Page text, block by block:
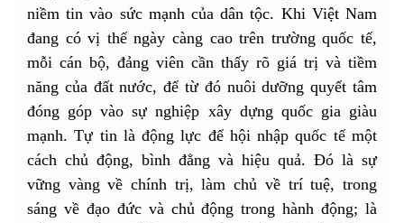
niềm tin vào sức mạnh của dân tộc. Khi Việt Nam
đang có vị thế ngày càng cao trên trường quốc tế,
mỗi cán bộ, đảng viên cần thấy rõ giá trị và tiềm
năng của đất nước, để từ đó nuôi dưỡng quyết tâm
đóng góp vào sự nghiệp xây dựng quốc gia giàu
mạnh. Tự tin là động lực để hội nhập quốc tế một
cách chủ động, bình đẳng và hiệu quả. Đó là sự
vững vàng về chính trị, làm chủ về trí tuệ, trong
sáng về đạo đức và chủ động trong hành động; là